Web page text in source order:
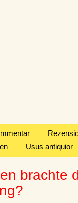
Usus antiquior
brachte